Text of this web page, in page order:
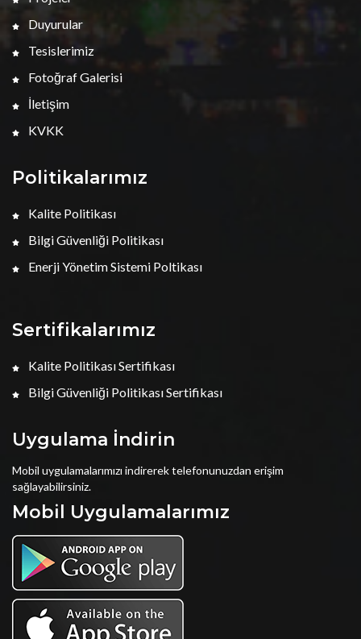
Duyurular
Tesislerimiz
Fotoğraf Galerisi
İletişim
KVKK
Politikalarımız
Kalite Politikası
Bilgi Güvenliği Politikası
Enerji Yönetim Sistemi Poltikası
Sertifikalarımız
Kalite Politikası Sertifikası
Bilgi Güvenliği Politikası Sertifikası
Uygulama İndirin
Mobil uygulamalarımızı indirerek telefonunuzdan erişim
sağlayabilirsiniz.
Mobil Uygulamalarımız